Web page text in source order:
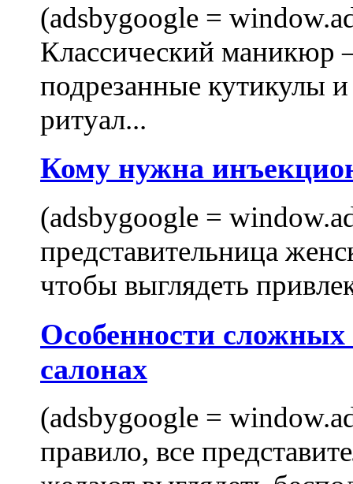
(adsbygoogle =
Классический маникюр
подрезанные кутикулы
ритуал...
Кому нужна
(adsbygoogle =
представительница
чтобы выглядеть
Особенности
салонах
(adsbygoogle =
правило, все